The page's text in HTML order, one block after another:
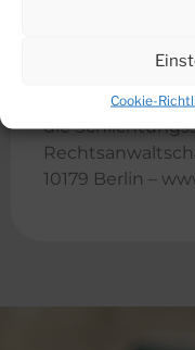
Cookie-
bereit, an
teilzunehmen.
Streitigkeiten
die
10179 Berlin –